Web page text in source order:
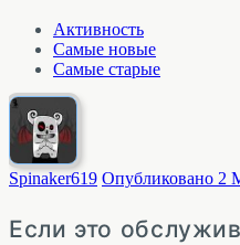
Активность
Самые новые
Самые старые
Spinaker619 Опубликовано 2
Если это